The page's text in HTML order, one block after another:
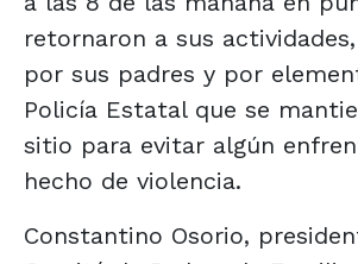
retornaron a sus
por sus padres y por
Policía Estatal que se
sitio para evitar algún
hecho de violencia.
Constantino Osorio,